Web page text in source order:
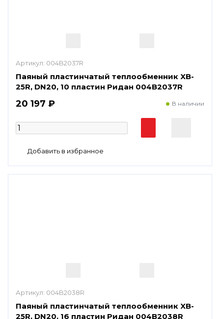
Артикул: 004B2037R
Паяный пластинчатый теплообменник XB-
25R, DN20, 10 пластин Ридан 004B2037R
20 197 ₽ В наличии
Артикул: 004B2038R
Паяный пластинчатый теплообменник XB-
25R, DN20, 16 пластин Ридан 004B2038R